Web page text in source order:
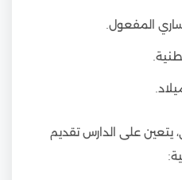
المفعول.
يتعين على الدارس تقديم